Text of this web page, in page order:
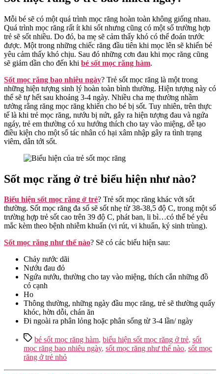
Mỗi bé sẽ có một quá trình mọc răng hoàn toàn không giống nhau.
Quá trình mọc răng rất ít khi sốt nhưng cũng có một số trường hợp
trẻ sẽ sốt nhiều. Do đó, ba mẹ sẽ cảm thấy khó có thể đoán trước
được. Một trong những chiếc răng đầu tiên khi mọc lên sẽ khiến bé
yêu cảm thấy khó chịu. Sau đó những cơn đau khi mọc răng cũng
sẽ giảm dần cho đến khi bé sốt mọc răng hàm.
Sốt mọc răng bao nhiêu ngày? Trẻ sốt mọc răng là một trong
những hiện tượng sinh lý hoàn toàn bình thường. Hiện tượng này có
thể sẽ tự hết sau khoảng 3-4 ngày. Nhiều cha mẹ thường nhầm
tưởng rằng răng mọc răng khiến cho bé bị sốt. Tuy nhiên, trên thực
tế là khi trẻ mọc răng, nướu bị nứt, gây ra hiện tượng đau và ngứa
ngáy, trẻ em thường có xu hướng thích cho tay vào miệng, dễ tạo
điều kiện cho một số tác nhân có hại xâm nhập gây ra tình trạng
viêm, dẫn tới sốt.
Sốt mọc răng ở trẻ biểu hiện như nào?
Biểu hiện sốt mọc răng ở trẻ? Trẻ sốt mọc răng khác với sốt
thường. Sốt mọc răng đa số sẽ sốt nhẹ từ 38-38,5 độ C, trong một số
trường hợp trẻ sốt cao trên 39 độ C, phát ban, li bì…có thể bé yêu
mắc kèm theo bệnh nhiễm khuẩn (vi rút, vi khuẩn, ký sinh trùng).
Sốt mọc răng như thế nào? Sẽ có các biểu hiện sau:
Chảy nước dãi
Nướu đau đỏ
Ngứa nướu, thường cho tay vào miệng, thích cắn những đồ
có cạnh
Ho
Thông thường, những ngày đầu mọc răng, trẻ sẽ thường quấy
khóc, hờn dỗi, chán ăn
Đi ngoài ra phân lỏng hoặc phân sống từ 3-4 lần/ ngày
Tagsbé sốt mọc răng hàm, biểu hiện sốt mọc răng ở trẻ, sốt
mọc răng bao nhiêu ngày, sốt mọc răng như thế nào, sốt mọc
răng ở trẻ nhỏ